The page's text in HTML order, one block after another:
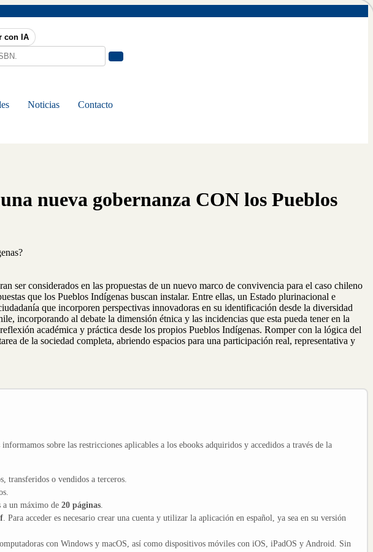
con IA
Noticias Contacto
nueva gobernanza CON los Pueblos
ser considerados en las propuestas de un nuevo marco de convivencia para el caso chileno
que los Pueblos Indígenas buscan instalar. Entre ellas, un Estado plurinacional e
que incorporen perspectivas innovadoras en su identificación desde la diversidad
incorporando al debate la dimensión étnica y las incidencias que esta pueda tener en la
académica y práctica desde los propios Pueblos Indígenas. Romper con la lógica del
de la sociedad completa, abriendo espacios para una participación real, representativa y
sobre las restricciones aplicables a los ebooks adquiridos y accedidos a través de la
transferidos o vendidos a terceros.
a un máximo de 20 páginas.
. Para acceder es necesario crear una cuenta y utilizar la aplicación en español, ya sea en su versión
con Windows y macOS, así como dispositivos móviles con iOS, iPadOS y Android. Sin